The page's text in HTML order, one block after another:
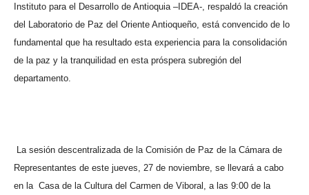
Instituto para el Desarrollo de Antioquia –IDEA-, respaldó la creación
del Laboratorio de Paz del Oriente Antioqueño, está convencido de lo
fundamental que ha resultado esta experiencia para la consolidación
de la paz y la tranquilidad en esta próspera subregión del
departamento.
La sesión descentralizada de la Comisión de Paz de la Cámara de
Representantes de este jueves, 27 de noviembre, se llevará a cabo
en la Casa de la Cultura del Carmen de Viboral, a las 9:00 de la